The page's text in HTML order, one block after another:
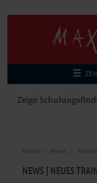
Zeige
NEWS | NEUES